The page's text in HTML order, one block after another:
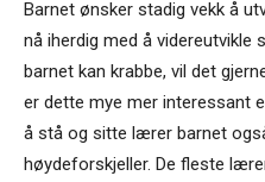
Barnet ønsker stadig vekk å
nå iherdig med å videreutvikle
barnet kan krabbe, vil det
er dette mye mer interessant
å stå og sitte lærer barnet
høydeforskjeller. De fleste